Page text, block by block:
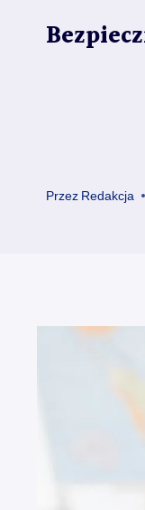
Przez Redakcja